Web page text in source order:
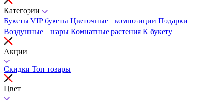
Категории
Букеты VIP букеты Цветочные композиции Подарки
Воздушные шары Комнатные растения К букету
Акции
Скидки Топ товары
Цвет